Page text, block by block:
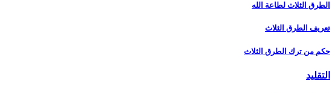
الطرق الثلاث لطاعة الله
تعريف الطرق الثلاث
حكم من ترك الطرق الثلاث
التقليد